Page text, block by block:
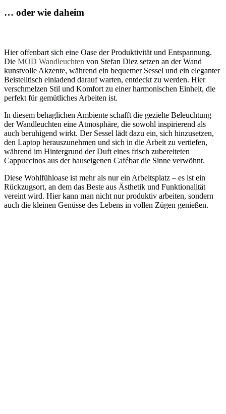
… oder wie daheim
Hier offenbart sich eine Oase der Produktivität und Entspannung.
Die MOD Wandleuchten von Stefan Diez setzen an der Wand
kunstvolle Akzente, während ein bequemer Sessel und ein eleganter
Beistelltisch einladend darauf warten, entdeckt zu werden. Hier
verschmelzen Stil und Komfort zu einer harmonischen Einheit, die
perfekt für gemütliches Arbeiten ist.
In diesem behaglichen Ambiente schafft die gezielte Beleuchtung
der Wandleuchten eine Atmosphäre, die sowohl inspirierend als
auch beruhigend wirkt. Der Sessel lädt dazu ein, sich hinzusetzen,
den Laptop herauszunehmen und sich in die Arbeit zu vertiefen,
während im Hintergrund der Duft eines frisch zubereiteten
Cappuccinos aus der hauseigenen Cafébar die Sinne verwöhnt.
Diese Wohlfühloase ist mehr als nur ein Arbeitsplatz – es ist ein
Rückzugsort, an dem das Beste aus Ästhetik und Funktionalität
vereint wird. Hier kann man nicht nur produktiv arbeiten, sondern
auch die kleinen Genüsse des Lebens in vollen Zügen genießen.